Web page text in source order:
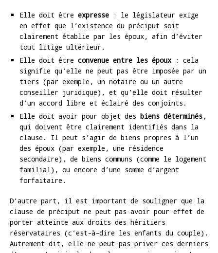
Elle doit être expresse : le législateur exige
en effet que l’existence du préciput soit
clairement établie par les époux, afin d’éviter
tout litige ultérieur.
Elle doit être convenue entre les époux: cela
signifie qu’elle ne peut pas être imposée par un
tiers (par exemple, un notaire ou un autre
conseiller juridique), et qu’elle doit résulter
d’un accord libre et éclairé des conjoints.
Elle doit avoir pour objet des biens déterminés,
qui doivent être clairement identifiés dans la
clause. Il peut s’agir de biens propres à l’un
des époux (par exemple, une résidence
secondaire), de biens communs (comme le logement
familial), ou encore d’une somme d’argent
forfaitaire.
D’autre part, il est important de souligner que la
clause de préciput ne peut pas avoir pour effet de
porter atteinte aux droits des héritiers
réservataires (c’est-à-dire les enfants du couple).
Autrement dit, elle ne peut pas priver ces derniers